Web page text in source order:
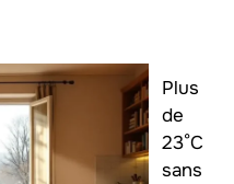
Plus
de
23°C
sans